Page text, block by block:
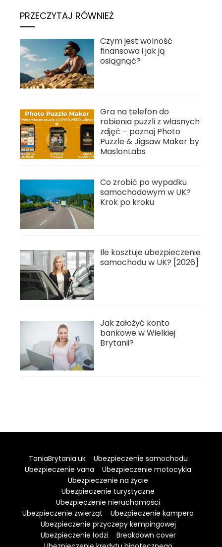
PRZECZYTAJ RÓWNIEŻ
Czym jest wolność
finansowa i jak ją
osiągnąć?
Gra na telefon do
robienia puzzli z własnych
zdjęć – poznaj Photo
Puzzle & Jigsaw Maker by
MaslonLabs
Co zrobić po wypadku
samochodowym w UK?
Krok po kroku
Ile kosztuje ubezpieczenie
samochodu w UK? [2026]
Jak założyć konto
bankowe w Wielkiej
Brytanii?
TaniaBrytania.uk
Ubezpieczenie samochodu
Ubezpieczenie vana
Ubezpieczenie motocykla
Ubezpieczenie na życie
Ubezpieczenie turystyczne
Ubezpieczenie nieruchomości
Ubezpieczenie zwierząt
Ubezpieczenie kampera
Ubezpieczenie przyczepy kempingowej
Ubezpieczenie łodzi
Breakdown cover